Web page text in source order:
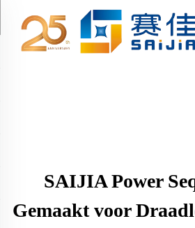
SAIJIA Power
Gemaakt voor